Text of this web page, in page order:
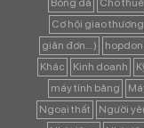
Cơ hội giao thương
giản đơn...)
Khác
Kinh doanh
máy tính bảng
Ngoại thất
Người